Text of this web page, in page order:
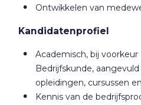
Ontwikkelen van
Kandidatenprofiel
Academisch, bij
Bedrijfskunde,
opleidingen, cursussen
Kennis van de